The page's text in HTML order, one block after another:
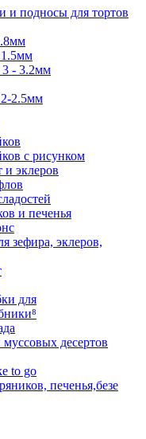
и подносы для тортов
- 3.2мм
2.5мм
с рисунком
и эклеров
и печенья
зефира, эклеров,
для
десертов
to go
печенья,безе